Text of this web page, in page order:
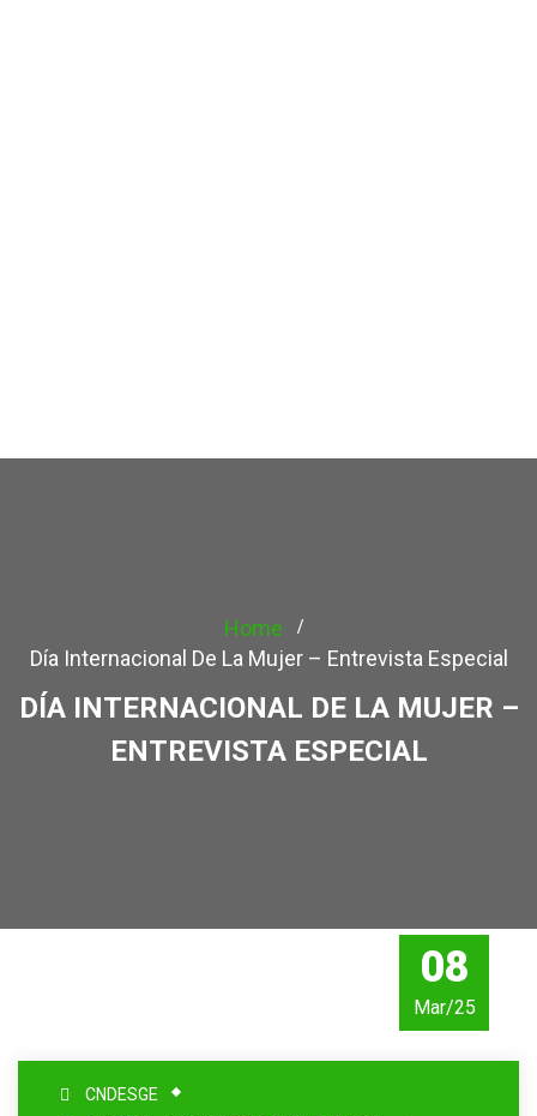
Home
Día Internacional De La Mujer – Entrevista Especial
DÍA INTERNACIONAL DE LA MUJER –
ENTREVISTA ESPECIAL
08
Mar/25
CNDESGE